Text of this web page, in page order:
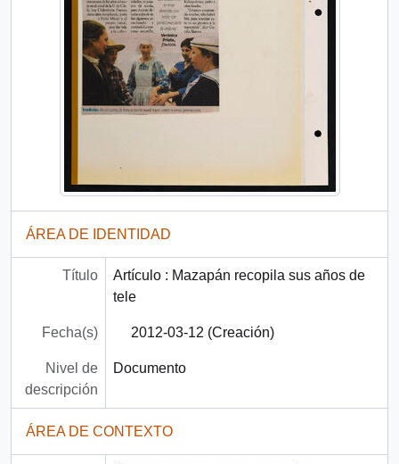
ÁREA DE IDENTIDAD
Título
Artículo : Mazapán recopila sus años de
tele
Fecha(s) 2012-03-12 (Creación)
Nivel de
descripción
Documento
ÁREA DE CONTEXTO